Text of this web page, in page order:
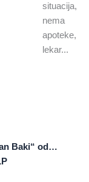
situacija,
nema
apoteke,
lekar...
Baki“ od…